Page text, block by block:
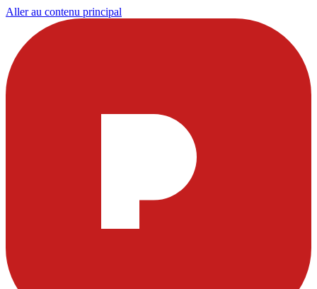
Aller au contenu principal